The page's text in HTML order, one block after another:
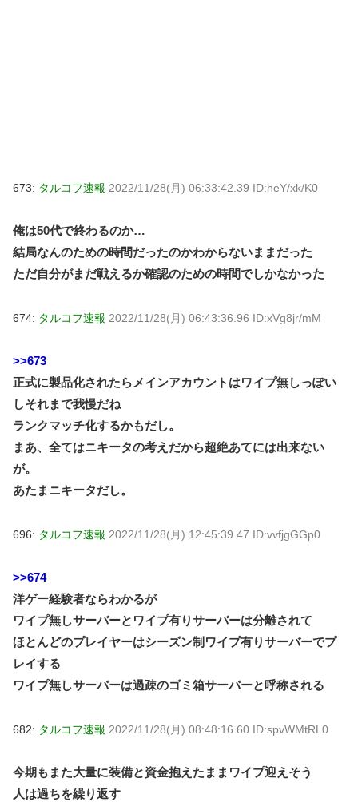
673: タルコフ速報 2022/11/28(月) 06:33:42.39 ID:heY/xk/K0
俺は50代で終わるのか…
結局なんのための時間だったのかわからないままだった
ただ自分がまだ戦えるか確認のための時間でしかなかった
674: タルコフ速報 2022/11/28(月) 06:43:36.96 ID:xVg8jr/mM
>>673
正式に製品化されたらメインアカウントはワイプ無しっぽい
しそれまで我慢だね
ランクマッチ化するかもだし。
まあ、全てはニキータの考えだから超絶あてには出来ない
が。
あたまニキータだし。
696: タルコフ速報 2022/11/28(月) 12:45:39.47 ID:vvfjgGGp0
>>674
洋ゲー経験者ならわかるが
ワイプ無しサーバーとワイプ有りサーバーは分離されて
ほとんどのプレイヤーはシーズン制ワイプ有りサーバーでプ
レイする
ワイプ無しサーバーは過疎のゴミ箱サーバーと呼称される
682: タルコフ速報 2022/11/28(月) 08:48:16.60 ID:spvWMtRL0
今期もまた大量に装備と資金抱えたままワイプ迎えそう
人は過ちを繰り返す